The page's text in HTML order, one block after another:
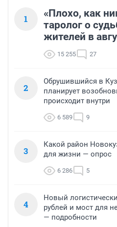
1
«Плохо, как
таролог о
жителей в
15 255 27
2
Обрушившийся в
планирует
происходит внутри
6 589 9
3
Какой район
для жизни — опрос
6 286 5
4
Новый
рублей и мост для
— подробности